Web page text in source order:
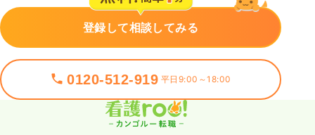
登録して相談してみる
0120-512-919 平日9:00～18:00